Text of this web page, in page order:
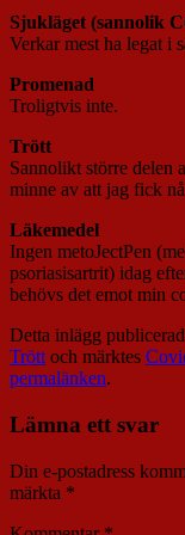
Sjukläget (sannolik
Verkar mest ha legat i
Promenad
Troligtvis inte.
Trött
Sannolikt större delen
minne av att jag fick
Läkemedel
Ingen metoJectPen
psoriasisartrit) idag
behövs det emot min
Detta inlägg
Tröttoch märktes
permalänken.
Lämna ett svar
Din e-postadress
märkta *